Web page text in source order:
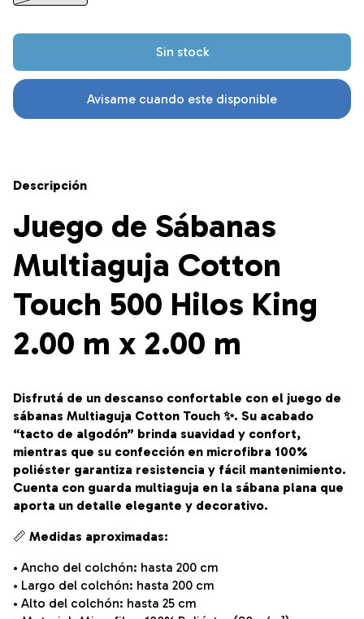
Avisame cuando este disponible
Descripción
Juego de Sábanas
Multiaguja Cotton
Touch 500 Hilos King
2.00 m x 2.00 m
Disfrutá de un descanso confortable con el juego de
sábanas Multiaguja Cotton Touch ✨. Su acabado
“tacto de algodón” brinda suavidad y confort,
mientras que su confección en microfibra 100%
poliéster garantiza resistencia y fácil mantenimiento.
Cuenta con guarda multiaguja en la sábana plana que
aporta un detalle elegante y decorativo.
📏 Medidas aproximadas:
• Ancho del colchón: hasta 200 cm
• Largo del colchón: hasta 200 cm
• Alto del colchón: hasta 25 cm